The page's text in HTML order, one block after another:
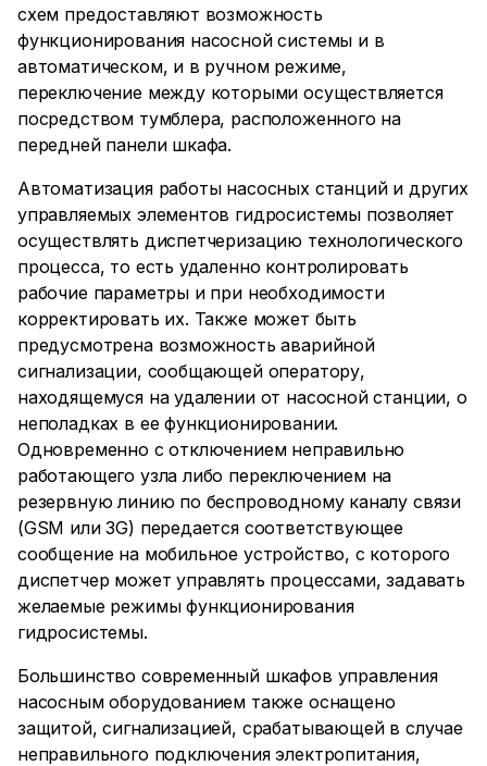
схем предоставляют возможность
функционирования насосной системы и в
автоматическом, и в ручном режиме,
переключение между которыми осуществляется
посредством тумблера, расположенного на
передней панели шкафа.
Автоматизация работы насосных станций и других
управляемых элементов гидросистемы позволяет
осуществлять диспетчеризацию технологического
процесса, то есть удаленно контролировать
рабочие параметры и при необходимости
корректировать их. Также может быть
предусмотрена возможность аварийной
сигнализации, сообщающей оператору,
находящемуся на удалении от насосной станции, о
неполадках в ее функционировании.
Одновременно с отключением неправильно
работающего узла либо переключением на
резервную линию по беспроводному каналу связи
(GSM или 3G) передается соответствующее
сообщение на мобильное устройство, с которого
диспетчер может управлять процессами, задавать
желаемые режимы функционирования
гидросистемы.
Большинство современный шкафов управления
насосным оборудованием также оснащено
защитой, сигнализацией, срабатывающей в случае
неправильного подключения электропитания,